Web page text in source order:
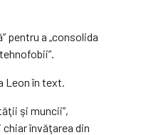
pentru a „consolida
Leon în text.
şi muncii”,
învăţarea din